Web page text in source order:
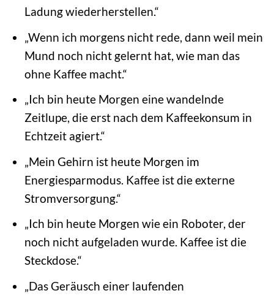
Ladung wiederherstellen.“
„Wenn ich morgens nicht rede, dann weil mein
Mund noch nicht gelernt hat, wie man das
ohne Kaffee macht.“
„Ich bin heute Morgen eine wandelnde
Zeitlupe, die erst nach dem Kaffeekonsum in
Echtzeit agiert.“
„Mein Gehirn ist heute Morgen im
Energiesparmodus. Kaffee ist die externe
Stromversorgung.“
„Ich bin heute Morgen wie ein Roboter, der
noch nicht aufgeladen wurde. Kaffee ist die
Steckdose.“
„Das Geräusch einer laufenden